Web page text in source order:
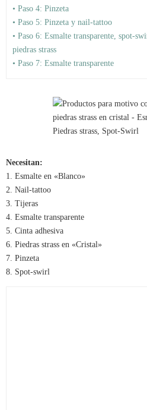
• Paso 4: Pinzeta
• Paso 5: Pinzeta y nail-tattoo
• Paso 6: Esmalte transparente, spot-
piedras strass
• Paso 7: Esmalte transparente
Necesitan:
1. Esmalte en «Blanco»
2. Nail-tattoo
3. Tijeras
4. Esmalte transparente
5. Cinta adhesiva
6. Piedras strass en «Cristal»
7. Pinzeta
8. Spot-swirl